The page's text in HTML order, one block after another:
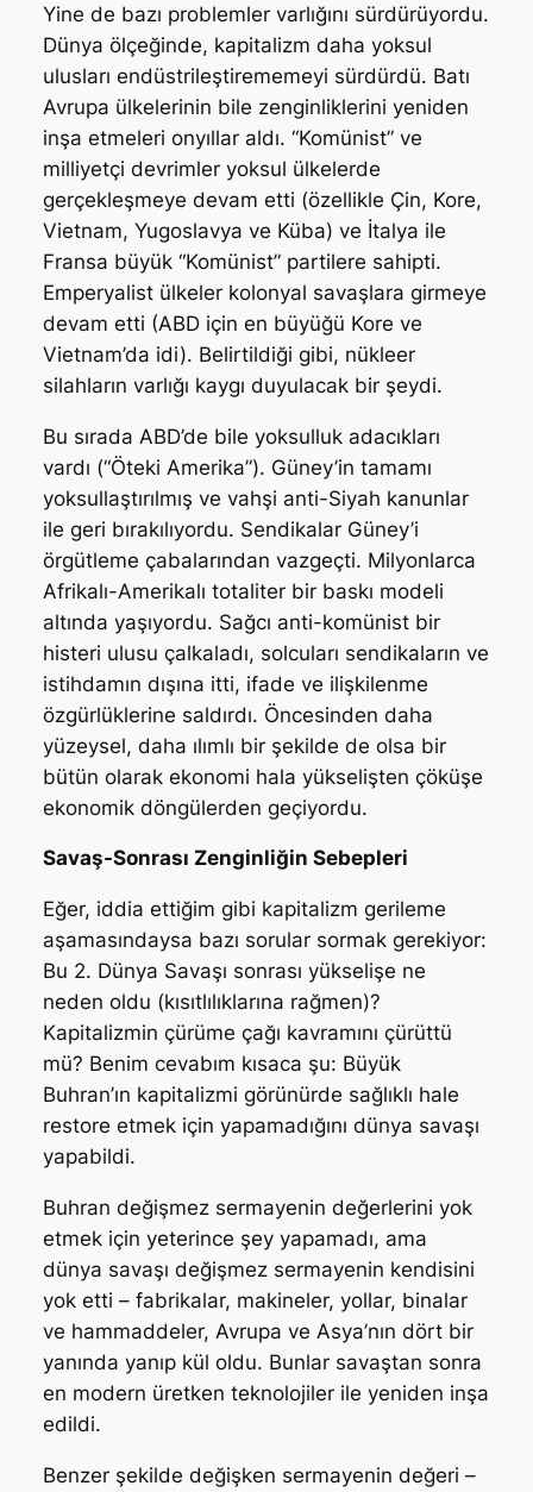
Yine de bazı problemler varlığını sürdürüyordu.
Dünya ölçeğinde, kapitalizm daha yoksul
ulusları endüstrileştirememeyi sürdürdü. Batı
Avrupa ülkelerinin bile zenginliklerini yeniden
inşa etmeleri onyıllar aldı. “Komünist” ve
milliyetçi devrimler yoksul ülkelerde
gerçekleşmeye devam etti (özellikle Çin, Kore,
Vietnam, Yugoslavya ve Küba) ve İtalya ile
Fransa büyük “Komünist” partilere sahipti.
Emperyalist ülkeler kolonyal savaşlara girmeye
devam etti (ABD için en büyüğü Kore ve
Vietnam’da idi). Belirtildiği gibi, nükleer
silahların varlığı kaygı duyulacak bir şeydi.
Bu sırada ABD’de bile yoksulluk adacıkları
vardı (“Öteki Amerika”). Güney’in tamamı
yoksullaştırılmış ve vahşi anti-Siyah kanunlar
ile geri bırakılıyordu. Sendikalar Güney’i
örgütleme çabalarından vazgeçti. Milyonlarca
Afrikalı-Amerikalı totaliter bir baskı modeli
altında yaşıyordu. Sağcı anti-komünist bir
histeri ulusu çalkaladı, solcuları sendikaların ve
istihdamın dışına itti, ifade ve ilişkilenme
özgürlüklerine saldırdı. Öncesinden daha
yüzeysel, daha ılımlı bir şekilde de olsa bir
bütün olarak ekonomi hala yükselişten çöküşe
ekonomik döngülerden geçiyordu.
Savaş-Sonrası Zenginliğin Sebepleri
Eğer, iddia ettiğim gibi kapitalizm gerileme
aşamasındaysa bazı sorular sormak gerekiyor:
Bu 2. Dünya Savaşı sonrası yükselişe ne
neden oldu (kısıtlılıklarına rağmen)?
Kapitalizmin çürüme çağı kavramını çürüttü
mü? Benim cevabım kısaca şu: Büyük
Buhran’ın kapitalizmi görünürde sağlıklı hale
restore etmek için yapamadığını dünya savaşı
yapabildi.
Buhran değişmez sermayenin değerlerini yok
etmek için yeterince şey yapamadı, ama
dünya savaşı değişmez sermayenin kendisini
yok etti – fabrikalar, makineler, yollar, binalar
ve hammaddeler, Avrupa ve Asya’nın dört bir
yanında yanıp kül oldu. Bunlar savaştan sonra
en modern üretken teknolojiler ile yeniden inşa
edildi.
Benzer şekilde değişken sermayenin değeri –